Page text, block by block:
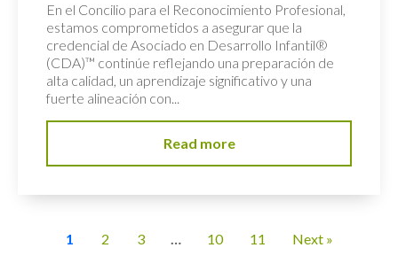
En el Concilio para el Reconocimiento Profesional,
estamos comprometidos a asegurar que la
credencial de Asociado en Desarrollo Infantil®
(CDA)™ continúe reflejando una preparación de
alta calidad, un aprendizaje significativo y una
fuerte alineación con...
Read more
1 2 3 … 10 11 Next »